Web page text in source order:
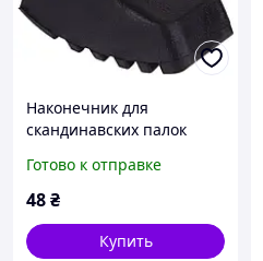
Наконечник для
скандинавских палок
черный
Готово к отправке
48₴
Купить